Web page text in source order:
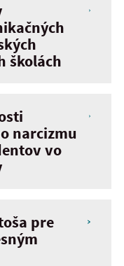
školách
narcizmu
vo
pre